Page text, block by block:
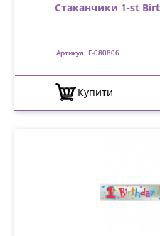
Стаканчики 1-st
Артикул: F-080806
Купити